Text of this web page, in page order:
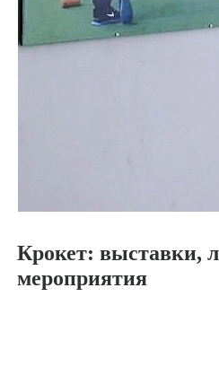
Крокет: выставки,
мероприятия